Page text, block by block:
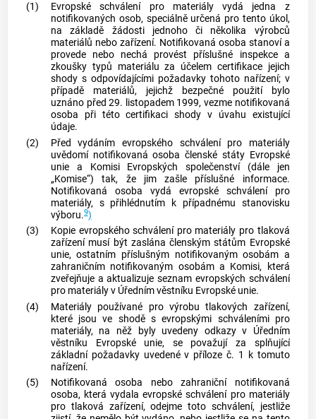
(1)
Evropské schválení pro materiály vydá jedna z
notifikovaných osob, speciálně určená pro tento úkol,
na základě žádosti jednoho či několika výrobců
materiálů nebo zařízení. Notifikovaná osoba stanoví a
provede nebo nechá provést příslušné inspekce a
zkoušky typů materiálu za účelem certifikace jejich
shody s odpovídajícími požadavky tohoto nařízení; v
případě materiálů, jejichž bezpečné použití bylo
uznáno před 29. listopadem 1999, vezme notifikovaná
osoba při této certifikaci shody v úvahu existující
údaje.
(2)
Před vydáním evropského schválení pro materiály
uvědomí notifikovaná osoba členské státy Evropské
unie a Komisi Evropských společenství (dále jen
„Komise“) tak, že jim zašle příslušné informace.
Notifikovaná osoba vydá evropské schválení pro
materiály, s přihlédnutím k případnému stanovisku
výboru.9)
(3)
Kopie evropského schválení pro materiály pro tlaková
zařízení musí být zaslána členským státům Evropské
unie, ostatním příslušným notifikovaným osobám a
zahraničním notifikovaným osobáma Komisi, která
zveřejňuje a aktualizuje seznam evropských schválení
pro materiály v Úředním věstníku Evropské unie.
(4)
Materiály používané pro výrobu tlakových zařízení,
které jsou ve shodě s evropskými schváleními pro
materiály, na něž byly uvedeny odkazy v Úředním
věstníku Evropské unie, se považují za splňující
základní požadavky uvedené v příloze č. 1 k tomuto
nařízení.
(5)
Notifikovaná osoba nebo zahraniční notifikovaná
osoba, která vydala evropské schválení pro materiály
pro tlaková zařízení, odejme toto schválení, jestliže